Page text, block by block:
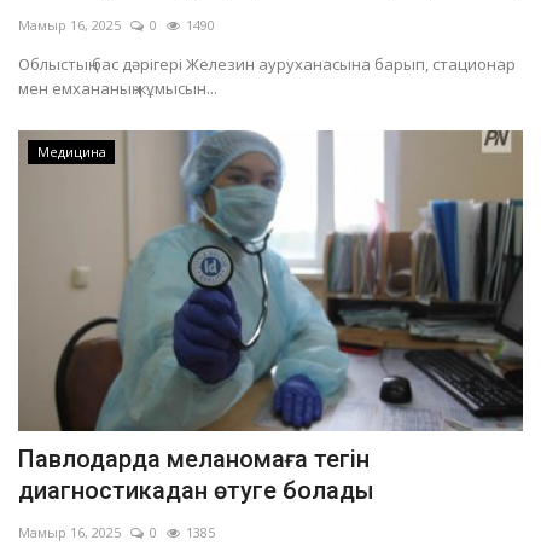
Мамыр 16, 2025 0 1490
Облыстың бас дәрігері Железин ауруханасына барып, стационар
мен емхананың жұмысын...
Медицина
Павлодарда меланомаға тегін
диагностикадан өтуге болады
Мамыр 16, 2025 0 1385